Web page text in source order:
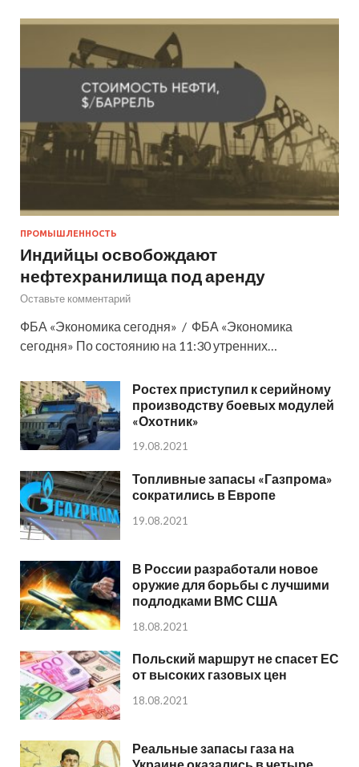
ПРОМЫШЛЕННОСТЬ
Индийцы освобождают
нефтехранилища под аренду
Оставьте комментарий
ФБА «Экономика сегодня» / ФБА «Экономика
сегодня» По состоянию на 11:30 утренних…
Ростех приступил к серийному
производству боевых модулей
«Охотник»
19.08.2021
Топливные запасы «Газпрома»
сократились в Европе
19.08.2021
В России разработали новое
оружие для борьбы с лучшими
подлодками ВМС США
18.08.2021
Польский маршрут не спасет ЕС
от высоких газовых цен
18.08.2021
Реальные запасы газа на